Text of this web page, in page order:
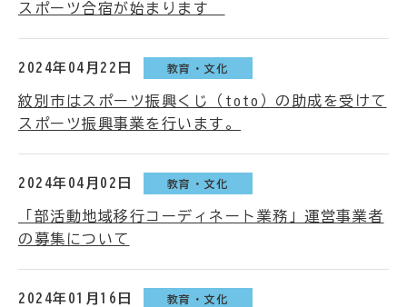
スポーツ合宿が始まります
2024年04月22日 教育・文化
紋別市はスポーツ振興くじ（toto）の助成を受けて
スポーツ振興事業を行います。
2024年04月02日 教育・文化
「部活動地域移行コーディネート業務」運営事業者
の募集について
2024年01月16日 教育・文化